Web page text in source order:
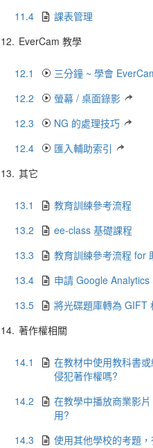
11.4
課表管理
12. EverCam 教學
12.1
三分鐘 ~ 學會
12.2
螢幕 / 桌面錄影
12.3
NG 的處理技巧
12.4
匯入輔助索引
13. 其它
13.1
教育訓練參考流程
13.2
ee-class 基礎課程
13.3
教育訓練參考流程 for
13.4
申請 Google Analytics
13.5
將光碟題庫轉為 GIFT
14. 著作權相關
14.1
在教材中使用教科書
侵犯著作權嗎?
14.2
在教學中播放商業影
用?
14.3
使用其他學校的考題